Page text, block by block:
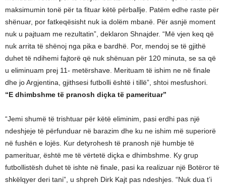
maksimumin tonë për ta fituar këtë përballje. Patëm edhe raste për
shënuar, por fatkeqësisht nuk ia dolëm mbanë. Për asnjë moment
nuk u pajtuam me rezultatin”, deklaron Shnajder. “Më vjen keq që
nuk arrita të shënoj nga pika e bardhë. Por, mendoj se të gjithë
duhet të ndihemi fajtorë që nuk shënuan për 120 minuta, se sa që
u eliminuam prej 11- metërshave. Merituam të ishim ne në finale
dhe jo Argjentina, gjithsesi futbolli është i tillë”, shtoi mesfushori.
“E dhimbshme të pranosh diçka të pamerituar”
“Jemi shumë të trishtuar për këtë eliminim, pasi erdhi pas një
ndeshjeje të përfunduar në barazim dhe ku ne ishim më superiorë
në fushën e lojës. Kur detyrohesh të pranosh një humbje të
pamerituar, është me të vërtetë diçka e dhimbshme. Ky grup
futbollistësh duhet të ishte në finale, pasi ka realizuar një Botëror të
shkëlqyer deri tani”, u shpreh Dirk Kajt pas ndeshjes. “Nuk dua t’i